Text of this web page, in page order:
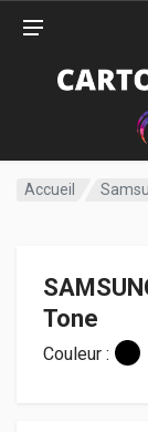
Accueil
Tone
Couleur :